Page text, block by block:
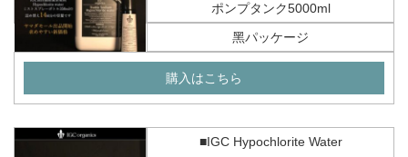
ポンプタンク5000ml
黑パッケージ
購入はこちら
■IGC Hypochlorite Water